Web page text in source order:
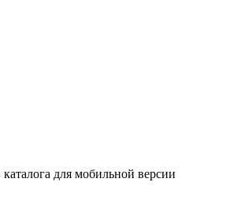
для мобильной версии